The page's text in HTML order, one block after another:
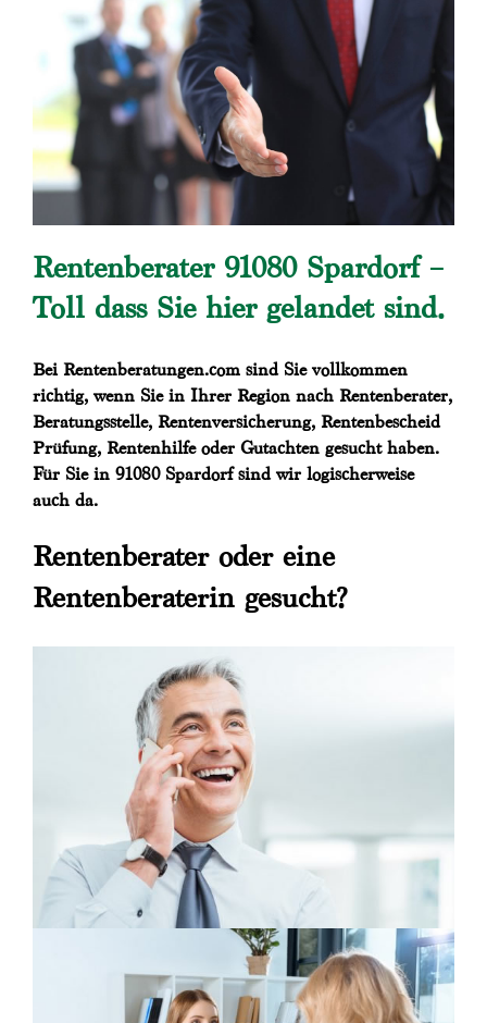
Rentenberater 91080 Spardorf –
Toll dass Sie hier gelandet sind.
Bei Rentenberatungen.com sind Sie vollkommen
richtig, wenn Sie in Ihrer Region nach Rentenberater,
Beratungsstelle, Rentenversicherung, Rentenbescheid
Prüfung, Rentenhilfe oder Gutachten gesucht haben.
Für Sie in 91080 Spardorf sind wir logischerweise
auch da.
Rentenberater oder eine
Rentenberaterin gesucht?